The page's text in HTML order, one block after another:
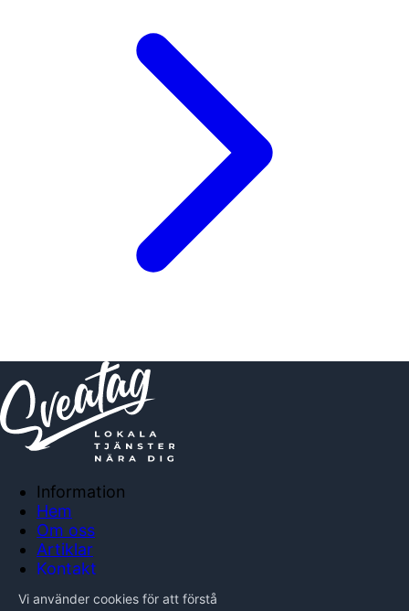
Information
Hem
Om oss
Artiklar
Kontakt
Integritetspolicy
Vi använder cookies för att förstå